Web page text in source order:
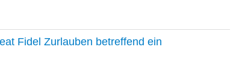
Fidel Zurlauben betreffend ein